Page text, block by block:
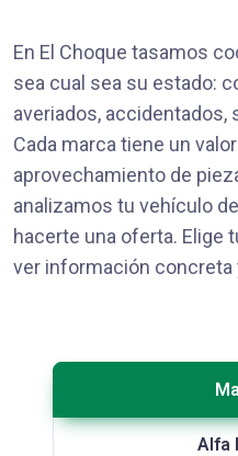
En El Choque tasamos
sea cual sea su estado:
averiados, accidentados,
Cada marca tiene un
aprovechamiento de
analizamos tu vehículo
hacerte una oferta. Elige
ver información concreta
Alfa